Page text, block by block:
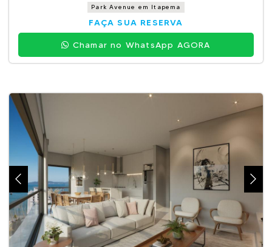
Park Avenue em Itapema
FAÇA SUA RESERVA
Chamar no WhatsApp AGORA